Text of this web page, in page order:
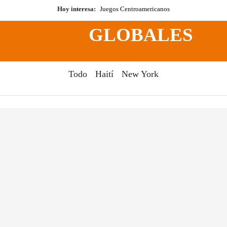
Hoy interesa: Juegos Centroamericanos
GLOBALES
Todo Haití New York